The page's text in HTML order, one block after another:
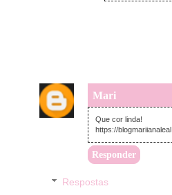
Mari
Que cor linda!
https://
Responder
Respostas